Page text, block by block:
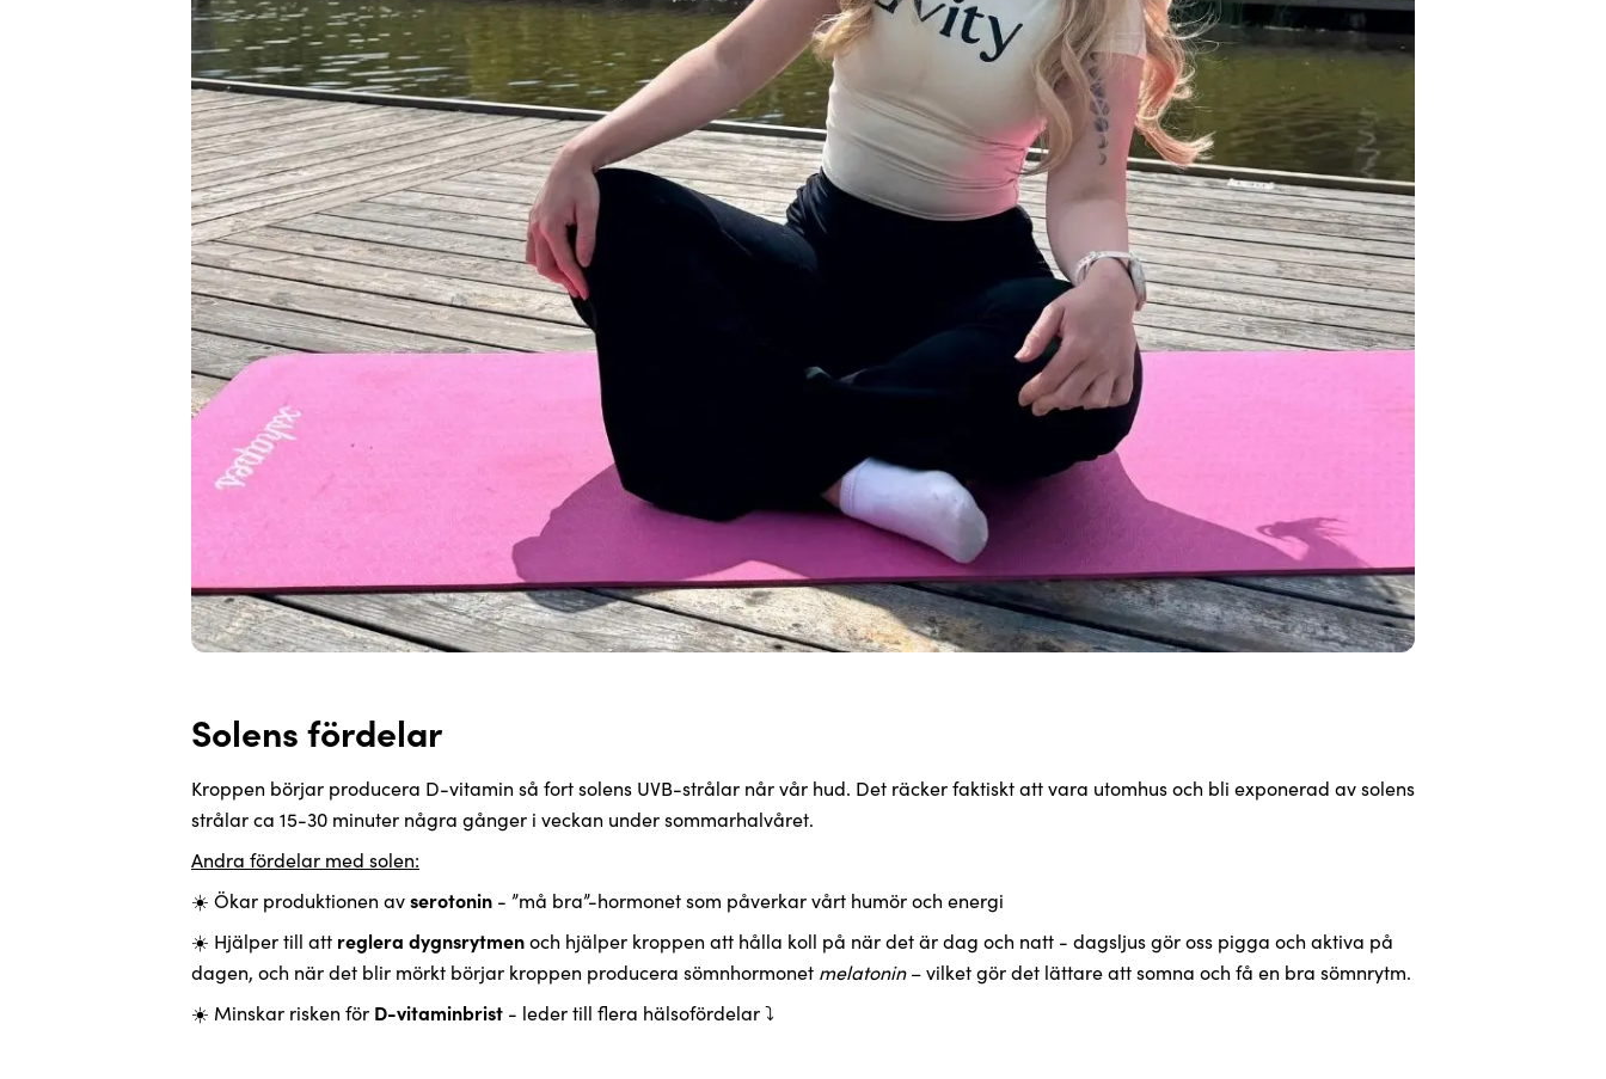
Solens fördelar
Kroppen börjar producera D-vitamin så fort solens UVB-strålar når vår hud. Det räcker faktiskt att vara utomhus och bli exponerad av solens
strålar ca 15-30 minuter några gånger i veckan under sommarhalvåret.
Andra fördelar med solen:
☀️ Ökar produktionen avserotonin - ”må bra”-hormonet som påverkar vårt humör och energi
☀️ Hjälper till att reglera dygnsrytmenoch hjälper kroppen att hålla koll på när det är dag och natt - dagsljus gör oss pigga och aktiva på
dagen, och när det blir mörkt börjar kroppen producera sömnhormonet melatonin– vilket gör det lättare att somna och få en bra sömnrytm.
☀️ Minskar risken för D-vitaminbrist